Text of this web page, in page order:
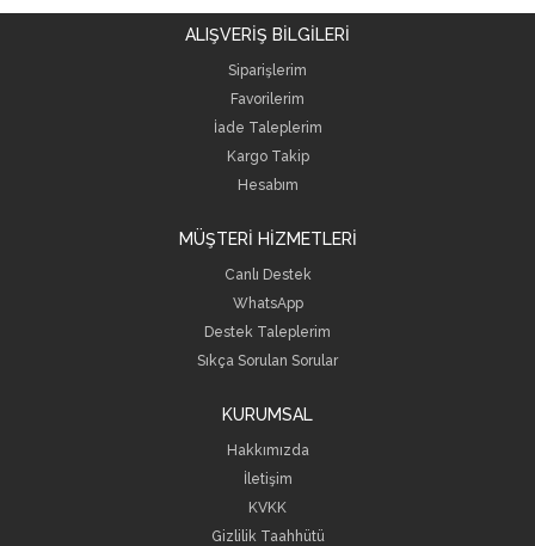
ALIŞVERİŞ BİLGİLERİ
Siparişlerim
Favorilerim
İade Taleplerim
Kargo Takip
Hesabım
MÜŞTERİ HİZMETLERİ
Canlı Destek
WhatsApp
Destek Taleplerim
Sıkça Sorulan Sorular
KURUMSAL
Hakkımızda
İletişim
KVKK
Gizlilik Taahhütü